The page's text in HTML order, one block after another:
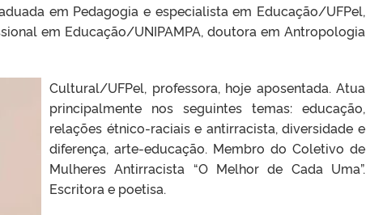
em Pedagogia e especialista em Educação/UFPel,
em Educação/UNIPAMPA, doutora em Antropologia
Cultural/UFPel, professora, hoje aposentada. Atua
principalmente nos seguintes temas: educação,
relações étnico-raciais e antirracista, diversidade e
diferença, arte-educação. Membro do Coletivo de
Mulheres Antirracista “O Melhor de Cada Uma”.
Escritora e poetisa.